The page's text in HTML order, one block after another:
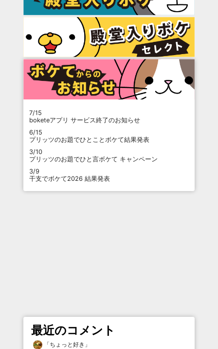
7/15
boketeアプリ サービス終了のお知らせ
6/15
プリッツのお題でひとことボケて結果発表
3/10
プリッツのお題でひと言ボケて キャンペーン
3/9
干支でボケて2026 結果発表
最近のコメント
「ちょっと好き 」